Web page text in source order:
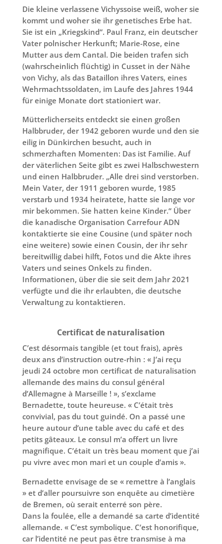
Die kleine verlassene Vichyssoise weiß, woher sie
kommt und woher sie ihr genetisches Erbe hat.
Sie ist ein „Kriegskind“. Paul Franz, ein deutscher
Vater polnischer Herkunft; Marie-Rose, eine
Mutter aus dem Cantal. Die beiden trafen sich
(wahrscheinlich flüchtig) in Cusset in der Nähe
von Vichy, als das Bataillon ihres Vaters, eines
Wehrmachtssoldaten, im Laufe des Jahres 1944
für einige Monate dort stationiert war.
Mütterlicherseits entdeckt sie einen großen
Halbbruder, der 1942 geboren wurde und den sie
eilig in Dünkirchen besucht, auch in
schmerzhaften Momenten: Das ist Familie. Auf
der väterlichen Seite gibt es zwei Halbschwestern
und einen Halbbruder. „Alle drei sind verstorben.
Mein Vater, der 1911 geboren wurde, 1985
verstarb und 1934 heiratete, hatte sie lange vor
mir bekommen. Sie hatten keine Kinder.“ Über
die kanadische Organisation Carrefour ADN
kontaktierte sie eine Cousine (und später noch
eine weitere) sowie einen Cousin, der ihr sehr
bereitwillig dabei hilft, Fotos und die Akte ihres
Vaters und seines Onkels zu finden.
Informationen, über die sie seit dem Jahr 2021
verfügte und die ihr erlaubten, die deutsche
Verwaltung zu kontaktieren.
Certificat de naturalisation
C’est désormais tangible (et tout frais), après
deux ans d’instruction outre-rhin : « J’ai reçu
jeudi 24 octobre mon certificat de naturalisation
allemande des mains du consul général
d’Allemagne à Marseille ! », s’exclame
Bernadette, toute heureuse. « C’était très
convivial, pas du tout guindé. On a passé une
heure autour d’une table avec du café et des
petits gâteaux. Le consul m’a offert un livre
magnifique. C’était un très beau moment que j’ai
pu vivre avec mon mari et un couple d’amis ».
Bernadette envisage de se « remettre à l’anglais
» et d’aller poursuivre son enquête au cimetière
de Bremen, où serait enterré son père.
Dans la foulée, elle a demandé sa carte d’identité
allemande. « C’est symbolique. C’est honorifique,
car l’identité ne peut pas être transmise à ma